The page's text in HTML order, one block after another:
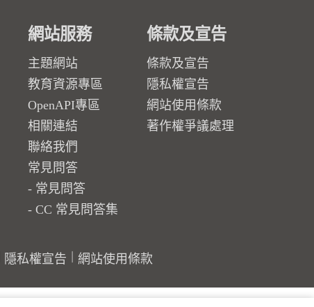
網站服務
主題網站
教育資源專區
OpenAPI專區
相關連結
聯絡我們
常見問答
常見問答
CC 常見問答集
條款及宣告
條款及宣告
隱私權宣告
網站使用條款
著作權爭議處理
隱私權宣告 網站使用條款